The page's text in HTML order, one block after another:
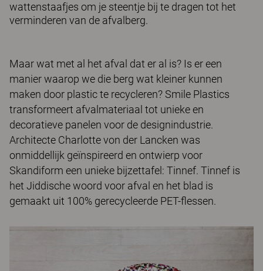
wattenstaafjes om je steentje bij te dragen tot het
verminderen van de afvalberg.
Maar wat met al het afval dat er al is? Is er een
manier waarop we die berg wat kleiner kunnen
maken door plastic te recycleren? Smile Plastics
transformeert afvalmateriaal tot unieke en
decoratieve panelen voor de designindustrie.
Architecte Charlotte von der Lancken was
onmiddellijk geïnspireerd en ontwierp voor
Skandiform een unieke bijzettafel: Tinnef. Tinnef is
het Jiddische woord voor afval en het blad is
gemaakt uit 100% gerecycleerde PET-flessen.